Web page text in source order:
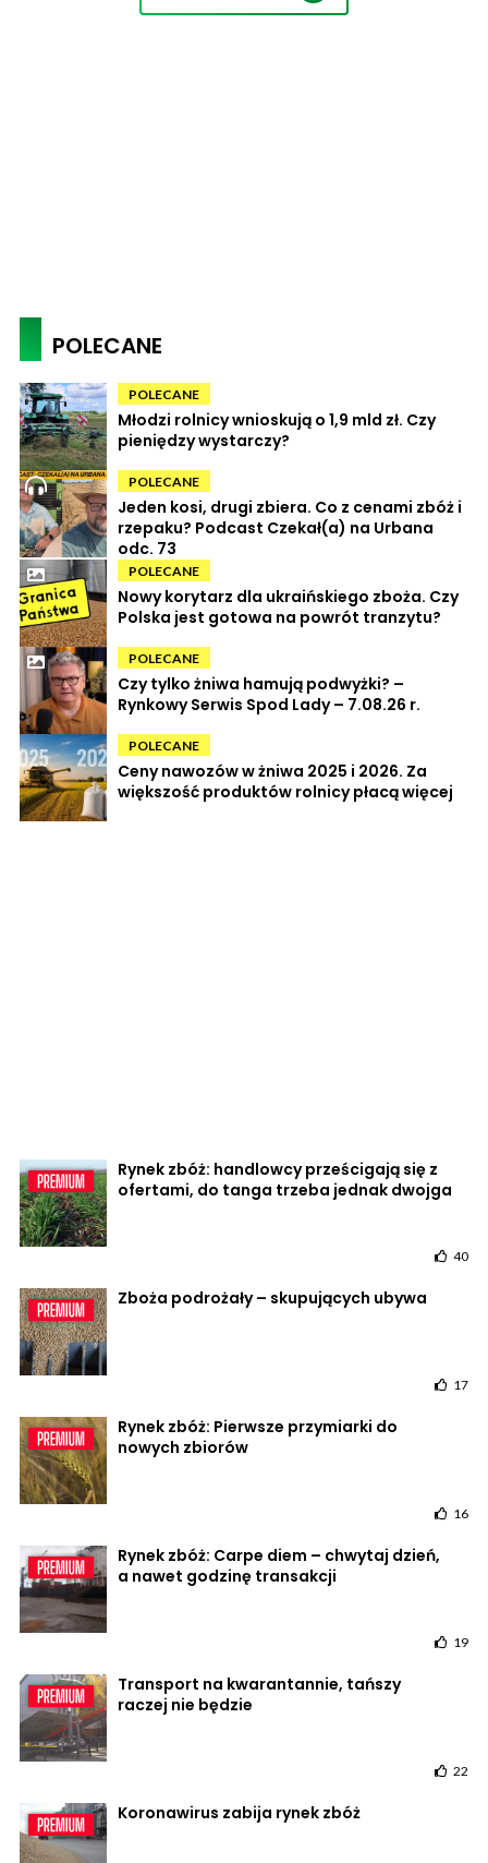
POLECANE
POLECANE
Młodzi rolnicy wnioskują o 1,9 mld zł. Czy
pieniędzy wystarczy?
POLECANE
Jeden kosi, drugi zbiera. Co z cenami zbóż i
rzepaku? Podcast Czekał(a) na Urbana
odc. 73
POLECANE
Nowy korytarz dla ukraińskiego zboża. Czy
Polska jest gotowa na powrót tranzytu?
POLECANE
Czy tylko żniwa hamują podwyżki? –
Rynkowy Serwis Spod Lady – 7.08.26 r.
POLECANE
Ceny nawozów w żniwa 2025 i 2026. Za
większość produktów rolnicy płacą więcej
Rynek zbóż: handlowcy prześcigają się z
ofertami, do tanga trzeba jednak dwojga
40
Zboża podrożały – skupujących ubywa
17
Rynek zbóż: Pierwsze przymiarki do
nowych zbiorów
16
Rynek zbóż: Carpe diem – chwytaj dzień,
a nawet godzinę transakcji
19
Transport na kwarantannie, tańszy
raczej nie będzie
22
Koronawirus zabija rynek zbóż